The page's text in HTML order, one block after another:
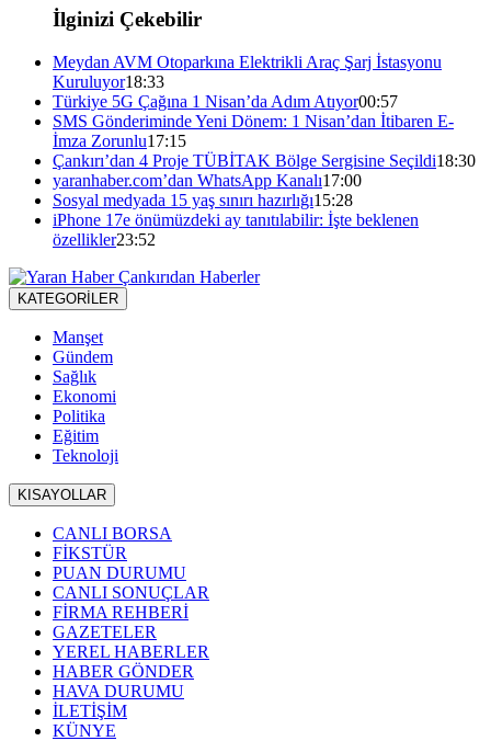
İlginizi Çekebilir
Meydan AVM Otoparkına Elektrikli Araç Şarj İstasyonu
Kuruluyor18:33
Türkiye 5G Çağına 1 Nisan’da Adım Atıyor00:57
SMS Gönderiminde Yeni Dönem: 1 Nisan’dan İtibaren E-
İmza Zorunlu17:15
Çankırı’dan 4 Proje TÜBİTAK Bölge Sergisine Seçildi18:30
yaranhaber.com’dan WhatsApp Kanalı17:00
Sosyal medyada 15 yaş sınırı hazırlığı15:28
iPhone 17e önümüzdeki ay tanıtılabilir: İşte beklenen
özellikler23:52
KATEGORİLER
Manşet
Gündem
Sağlık
Ekonomi
Politika
Eğitim
Teknoloji
KISAYOLLAR
CANLI BORSA
FİKSTÜR
PUAN DURUMU
CANLI SONUÇLAR
FİRMA REHBERİ
GAZETELER
YEREL HABERLER
HABER GÖNDER
HAVA DURUMU
İLETİŞİM
KÜNYE